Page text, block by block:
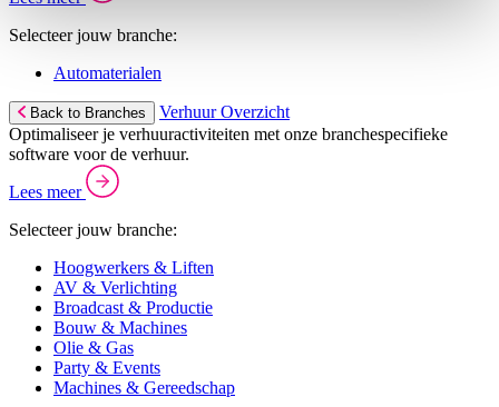
Selecteer jouw branche:
Automaterialen
Back to Branches
Verhuur Overzicht
Optimaliseer je verhuuractiviteiten met onze branchespecifieke
software voor de verhuur.
Lees meer
Selecteer jouw branche:
Hoogwerkers & Liften
AV & Verlichting
Broadcast & Productie
Bouw & Machines
Olie & Gas
Party & Events
Machines & Gereedschap